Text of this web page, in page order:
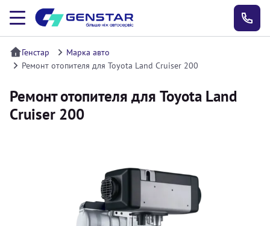
Генстар
Марка авто
Ремонт отопителя для Toyota Land Cruiser 200
Ремонт отопителя для Toyota Land
Cruiser 200